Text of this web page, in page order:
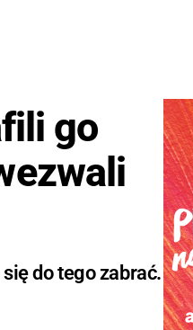
go
do tego zabrać.